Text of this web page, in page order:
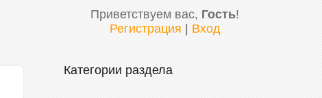
Приветствуем вас, Гость!
Регистрация
Вход
Категории раздела